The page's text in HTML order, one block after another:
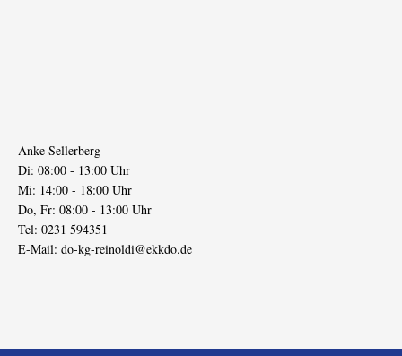
Anke Sellerberg
Di: 08:00 - 13:00 Uhr
Mi: 14:00 - 18:00 Uhr
Do, Fr: 08:00 - 13:00 Uhr
Tel: 0231 594351
E-Mail: do-kg-reinoldi@ekkdo.de